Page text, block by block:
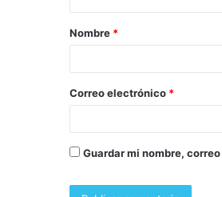
Nombre *
Correo electrónico *
Guardar mi nombre,